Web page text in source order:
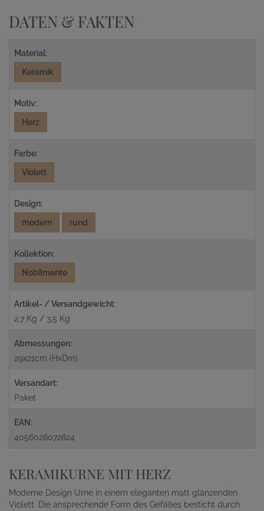
DATEN & FAKTEN
Material:
Keramik
Motiv:
Herz
Farbe:
Violett
Design:
modern
rund
Kollektion:
Nobilmente
Artikel- / Versandgewicht:
2,7 Kg / 3,5 Kg
Abmessungen:
29x21cm (HxDm)
Versandart:
Paket
EAN:
4056026072824
KERAMIKURNE MIT HERZ
Moderne Design Urne in einem eleganten matt glänzenden
Violett. Die ansprechende Form des Gefäßes besticht durch